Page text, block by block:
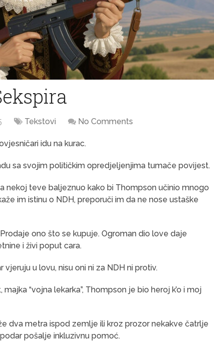
Tekstovi No Comments
idu na kurac.
sa svojim političkim opredjeljenjima tumače povijest.
nekoj teve baljeznuo kako bi Thompson učinio mnogo
im istinu o NDH, preporuči im da ne nose ustaške
ono što se kupuje. Ogroman dio love daje
i živi poput cara.
u lovu, nisu oni ni za NDH ni protiv.
“vojna lekarka”, Thompson je bio heroj k’o i moj
dva metra ispod zemlje ili kroz prozor nekakve čatrlje
pošalje inkluzivnu pomoć.